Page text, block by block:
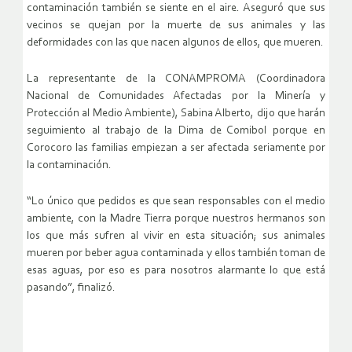
contaminación también se siente en el aire. Aseguró que sus
vecinos se quejan por la muerte de sus animales y las
deformidades con las que nacen algunos de ellos, que mueren.
La representante de la CONAMPROMA (Coordinadora
Nacional de Comunidades Afectadas por la Minería y
Protección al Medio Ambiente), Sabina Alberto, dijo que harán
seguimiento al trabajo de la Dima de Comibol porque en
Corocoro las familias empiezan a ser afectada seriamente por
la contaminación.
“Lo único que pedidos es que sean responsables con el medio
ambiente, con la Madre Tierra porque nuestros hermanos son
los que más sufren al vivir en esta situación; sus animales
mueren por beber agua contaminada y ellos también toman de
esas aguas, por eso es para nosotros alarmante lo que está
pasando”, finalizó.